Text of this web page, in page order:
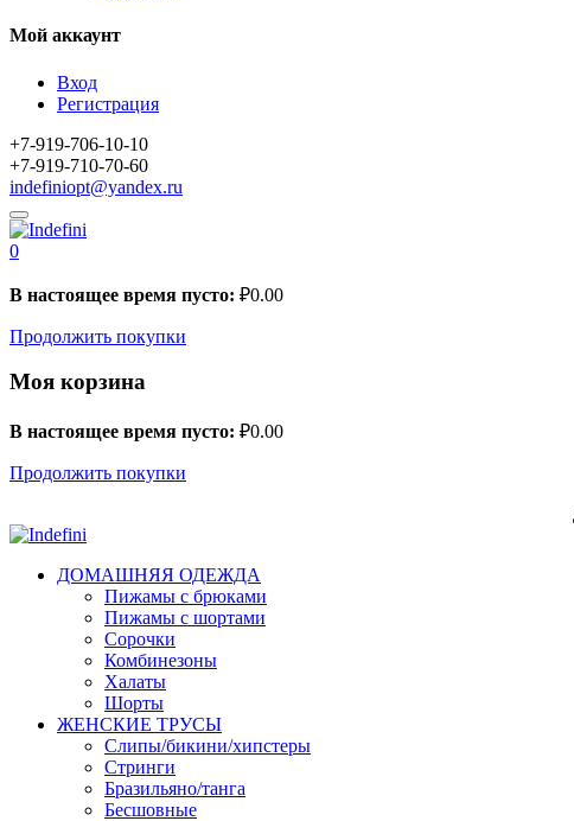
Мой аккаунт
Вход
Регистрация
+7-919-706-10-10
+7-919-710-70-60
indefiniopt@yandex.ru
0
В настоящее время пусто: ₽0.00
Продолжить покупки
Моя корзина
В настоящее время пусто: ₽0.00
Продолжить покупки
ДОМАШНЯЯ ОДЕЖДА
Пижамы с брюками
Пижамы с шортами
Сорочки
Комбинезоны
Халаты
Шорты
ЖЕНСКИЕ ТРУСЫ
Слипы/бикини/хипстеры
Стринги
Бразильяно/танга
Бесшовные